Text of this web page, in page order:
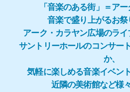
「音楽のある街」＝ア
音楽で盛り上がるお祭
アーク・カラヤン広場のラ
サントリーホールのコンサー
か、
気軽に楽しめる音楽イベン
近隣の美術館など様